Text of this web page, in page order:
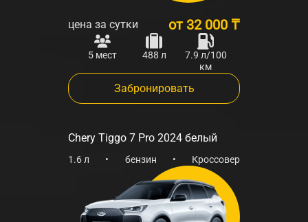
цена за сутки от 32 000 ₸
5 мест 488 л
7.9 л/100
км
Забронировать
Chery Tiggo 7 Pro 2024 белый
1.6 л • бензин • Кроссовер